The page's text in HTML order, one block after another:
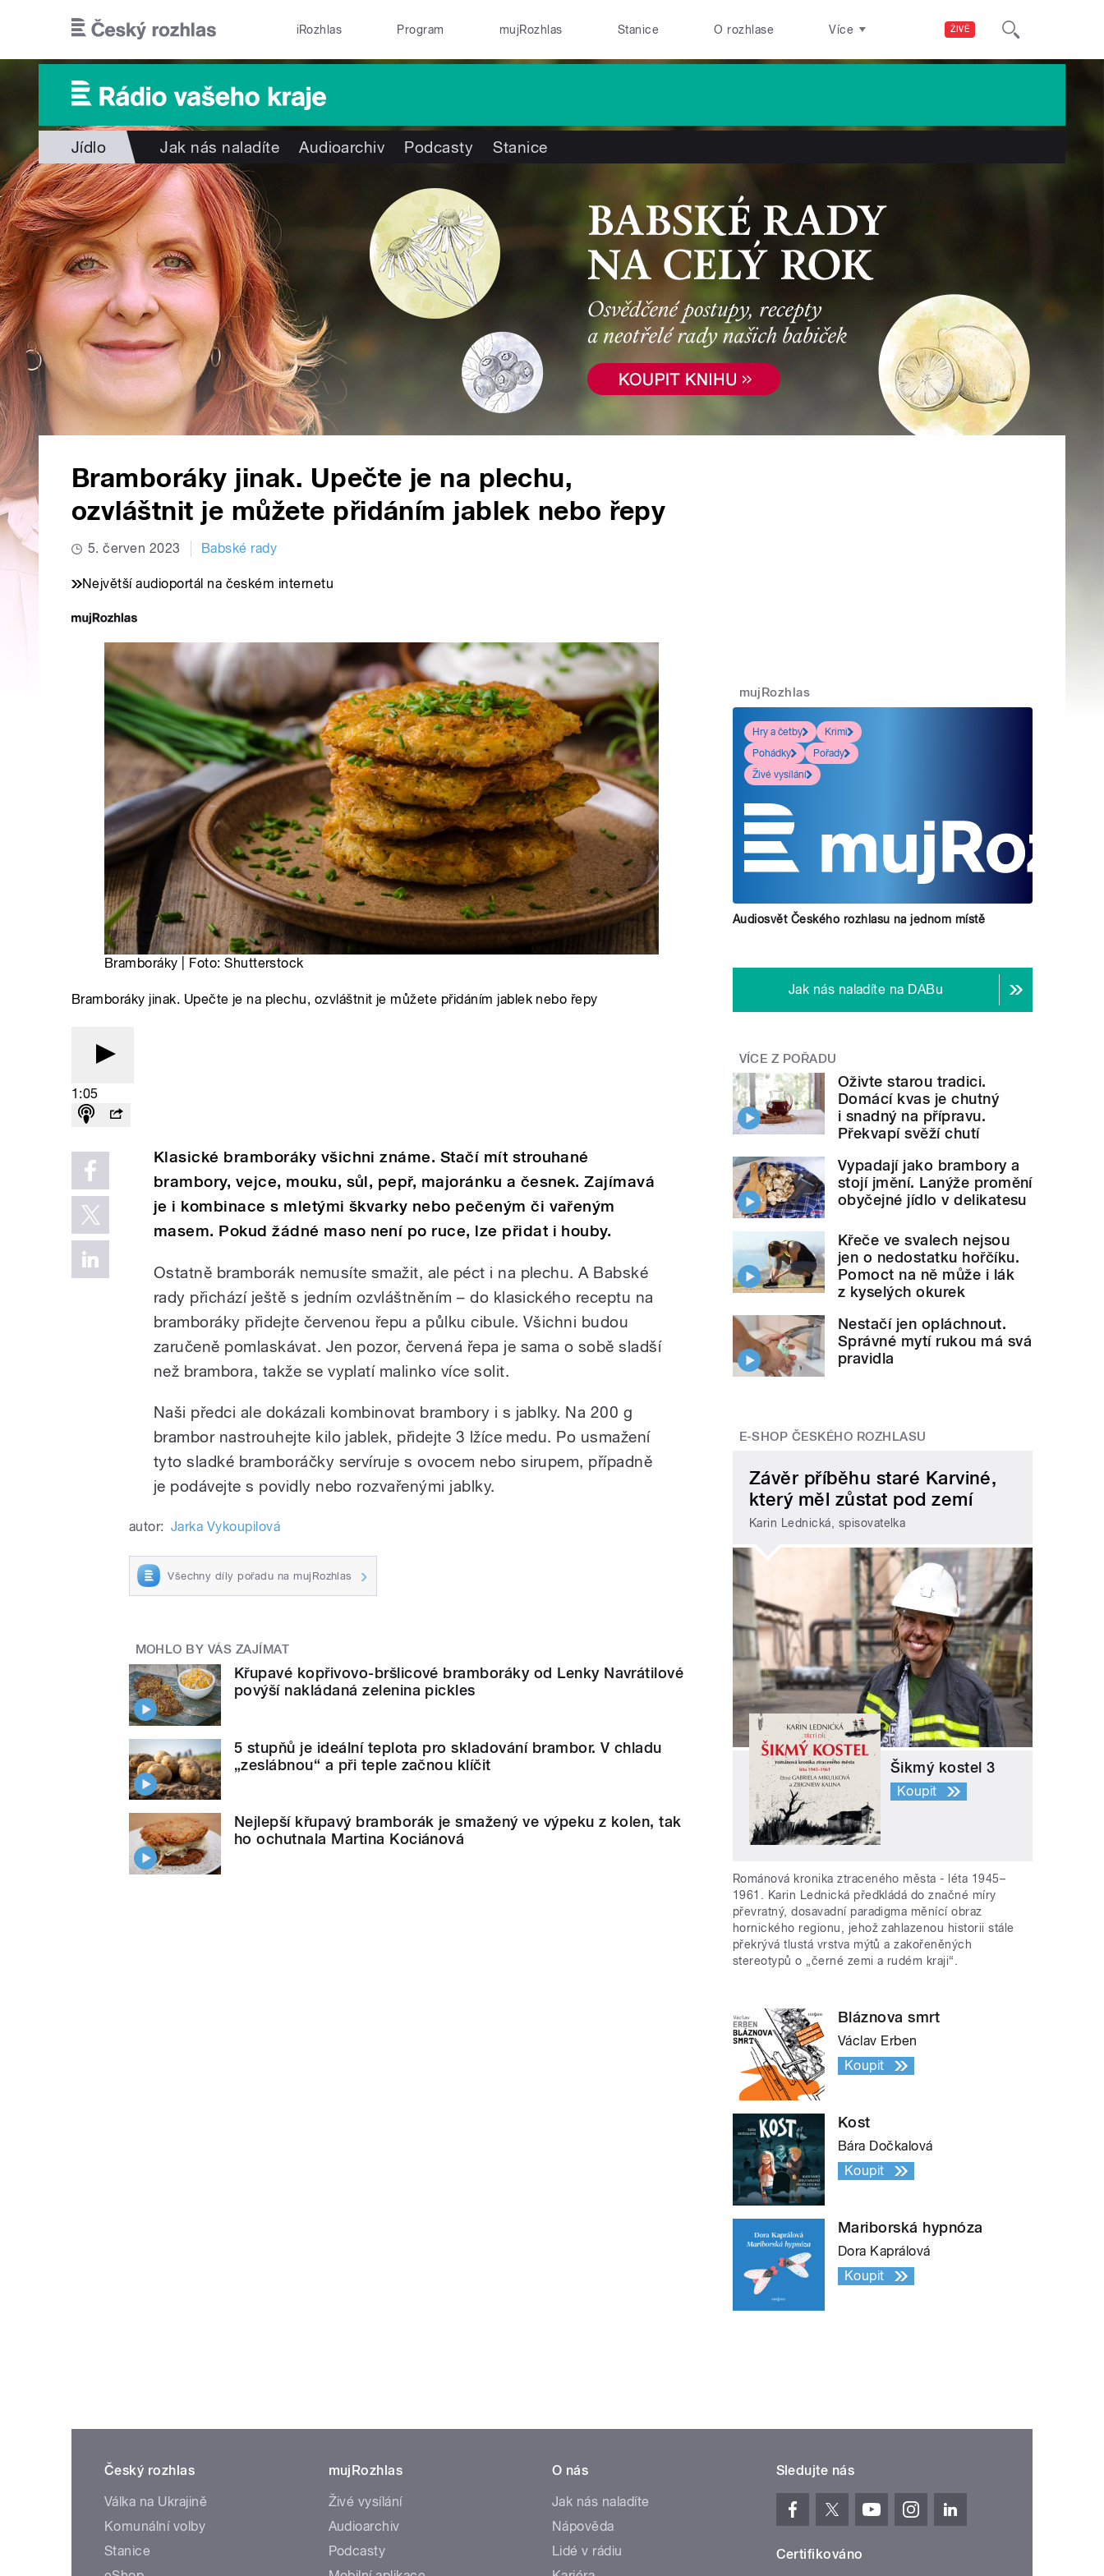
ŽIVĚ
iRozhlas Program mujRozhlas Stanice O rozhlase Více
Jídlo Jak nás naladíte Audioarchiv Podcasty Stanice
Bramboráky jinak. Upečte je na plechu,
ozvláštnit je můžete přidáním jablek nebo řepy
5. červen 2023 Babské rady
Největší audioportál na českém internetu
Bramboráky | Foto: Shutterstock
Bramboráky jinak. Upečte je na plechu, ozvláštnit je můžete přidáním jablek nebo řepy
1:05
Klasické bramboráky všichni známe. Stačí mít strouhané
brambory, vejce, mouku, sůl, pepř, majoránku a česnek. Zajímavá
je i kombinace s mletými škvarky nebo pečeným či vařeným
masem. Pokud žádné maso není po ruce, lze přidat i houby.
Ostatně bramborák nemusíte smažit, ale péct i na plechu. A Babské
rady přichází ještě s jedním ozvláštněním – do klasického receptu na
bramboráky přidejte červenou řepu a půlku cibule. Všichni budou
zaručeně pomlaskávat. Jen pozor, červená řepa je sama o sobě sladší
než brambora, takže se vyplatí malinko více solit.
Naši předci ale dokázali kombinovat brambory i s jablky. Na 200 g
brambor nastrouhejte kilo jablek, přidejte 3 lžíce medu. Po usmažení
tyto sladké bramboráčky servíruje s ovocem nebo sirupem, případně
je podávejte s povidly nebo rozvařenými jablky.
autor: Jarka Vykoupilová
Všechny díly pořadu na mujRozhlas
MOHLO BY VÁS ZAJÍMAT
Křupavé kopřivovo-bršlicové bramboráky od Lenky Navrátilové
povýší nakládaná zelenina pickles
5 stupňů je ideální teplota pro skladování brambor. V chladu
„zeslábnou“ a při teple začnou klíčit
Nejlepší křupavý bramborák je smažený ve výpeku z kolen, tak
ho ochutnala Martina Kociánová
mujRozhlas
Hry a četby
Krimi
Pohádky
Pořady
Živé vysílání
Audiosvět Českého rozhlasu na jednom místě
Jak nás naladíte na DABu
VÍCE Z POŘADU
Oživte starou tradici.
Domácí kvas je chutný
i snadný na přípravu.
Překvapí svěží chutí
Vypadají jako brambory a
stojí jmění. Lanýže promění
obyčejné jídlo v delikatesu
Křeče ve svalech nejsou
jen o nedostatku hořčíku.
Pomoct na ně může i lák
z kyselých okurek
Nestačí jen opláchnout.
Správné mytí rukou má svá
pravidla
E-SHOP ČESKÉHO ROZHLASU
Závěr příběhu staré Karviné,
který měl zůstat pod zemí
Karin Lednická, spisovatelka
Šikmý kostel 3
Koupit
Románová kronika ztraceného města - léta 1945–
1961. Karin Lednická předkládá do značné míry
převratný, dosavadní paradigma měnící obraz
hornického regionu, jehož zahlazenou historii stále
překrývá tlustá vrstva mýtů a zakořeněných
stereotypů o „černé zemi a rudém kraji“.
Bláznova smrt
Václav Erben
Koupit
Kost
Bára Dočkalová
Koupit
Mariborská hypnóza
Dora Kaprálová
Koupit
Český rozhlas
Válka na Ukrajině
Komunální volby
Stanice
mujRozhlas
Živé vysílání
Audioarchiv
Podcasty
O nás
Jak nás naladíte
Nápověda
Lidé v rádiu
Sledujte nás
Certifikováno